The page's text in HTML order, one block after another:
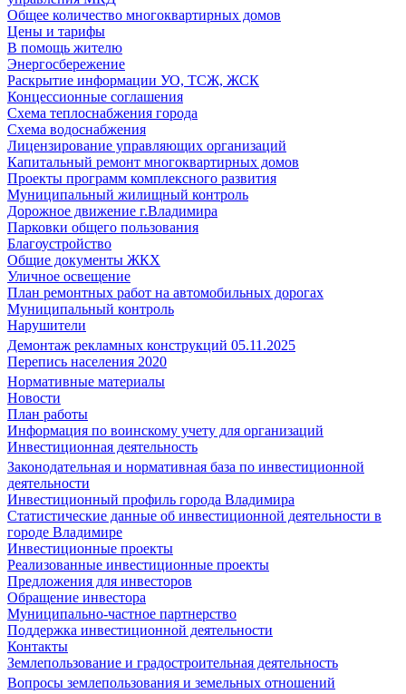
Общее количество многоквартирных домов
Цены и тарифы
В помощь жителю
Энергосбережение
Раскрытие информации УО, ТСЖ, ЖСК
Концессионные соглашения
Схема теплоснабжения города
Схема водоснабжения
Лицензирование управляющих организаций
Капитальный ремонт многоквартирных домов
Проекты программ комплексного развития
Муниципальный жилищный контроль
Дорожное движение г.Владимира
Парковки общего пользования
Благоустройство
Общие документы ЖКХ
Уличное освещение
План ремонтных работ на автомобильных дорогах
Муниципальный контроль
Нарушители
Демонтаж рекламных конструкций 05.11.2025
Перепись населения 2020
Нормативные материалы
Новости
План работы
Информация по воинскому учету для организаций
Инвестиционная деятельность
Законодательная и нормативная база по инвестиционной
деятельности
Инвестиционный профиль города Владимира
Статистические данные об инвестиционной деятельности в
городе Владимире
Инвестиционные проекты
Реализованные инвестиционные проекты
Предложения для инвесторов
Обращение инвестора
Муниципально-частное партнерство
Поддержка инвестиционной деятельности
Контакты
Землепользование и градостроительная деятельность
Вопросы землепользования и земельных отношений